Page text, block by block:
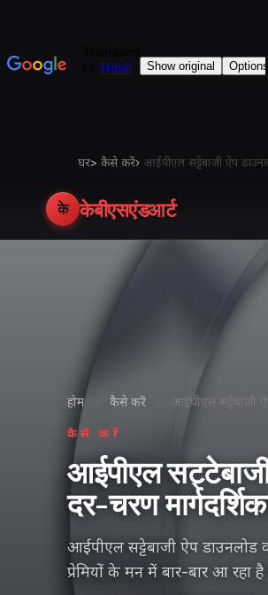
घर> कैसे करें› आईपीएल सट्टेबाजी ऐप
के केबीएसएंडआर्ट
होम कैसे करें आईपीएल सट्टेबाजी
कैसे करें
आईपीएल
दर-चरण
आईपीएल सट्टेबाजी ऐप डाउनलोड
प्रेमियों के मन में बार-बार आ रहा